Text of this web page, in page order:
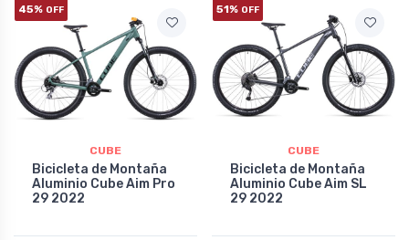
45% OFF
CUBE
Bicicleta de Montaña
Aluminio Cube Aim Pro
29 2022
51% OFF
CUBE
Bicicleta de Montaña
Aluminio Cube Aim SL
29 2022